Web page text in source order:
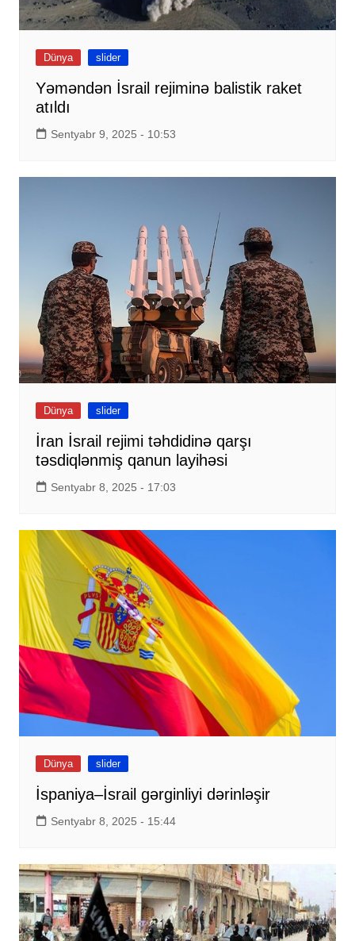
Dünya slider
Yəməndən İsrail rejiminə balistik raket
atıldı
Sentyabr 9, 2025 - 10:53
Dünya slider
İran İsrail rejimi təhdidinə qarşı
təsdiqlənmiş qanun layihəsi
Sentyabr 8, 2025 - 17:03
Dünya slider
İspaniya–İsrail gərginliyi dərinləşir
Sentyabr 8, 2025 - 15:44